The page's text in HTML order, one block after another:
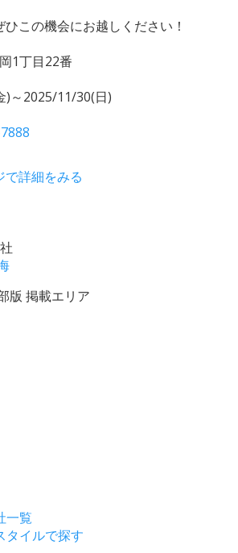
この機会にお越しください！
1丁目22番
)～2025/11/30(日)
で詳細をみる
版 掲載エリア
一覧
タイルで探す